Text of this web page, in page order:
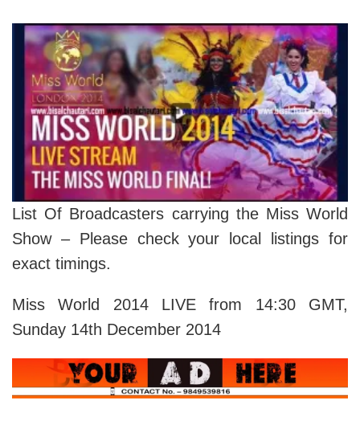
List Of Broadcasters carrying the Miss World
Show – Please check your local listings for
exact timings.
Miss World 2014 LIVE from 14:30 GMT,
Sunday 14th December 2014